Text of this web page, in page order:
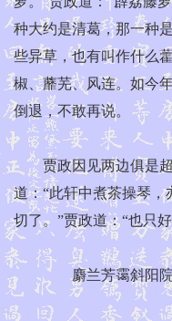
种大约是清葛，那一种
些异草，也有叫作什么
椒、蘼芜、风连。如今
倒退，不敢再说。
贾政因见两边俱是超手
道：“此轩中煮茶操琴，
切了。”贾政道：“也只
麝兰芳霭斜阳院，